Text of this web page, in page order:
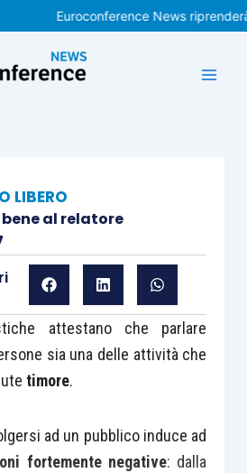
Euroconference News riprenderà le
LIBERO
al relatore
attestano che parlare
sia una delle attività che
timore.
ad un pubblico induce ad
fortemente negative: dalla